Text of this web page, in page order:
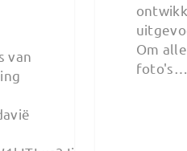
van
Om
foto's…